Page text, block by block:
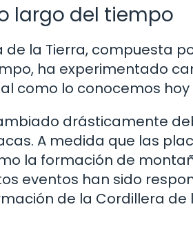
largo del tiempo
la Tierra, compuesta
ha experimentado
como lo conocemos hoy
drásticamente
A medida que las
la formación de
eventos han sido
de la Cordillera de